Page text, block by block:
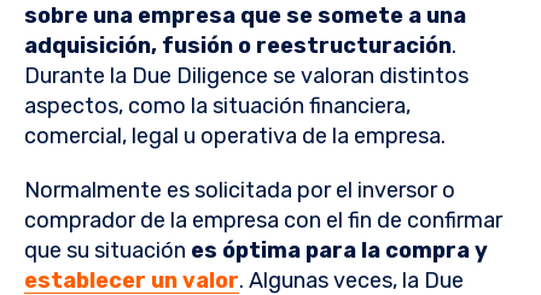
sobre una empresa que se somete a una
adquisición, fusión o reestructuración.
Durante la Due Diligence se valoran distintos
aspectos, como la situación financiera,
comercial, legal u operativa de la empresa.
Normalmente es solicitada por el inversor o
comprador de la empresa con el fin de confirmar
que su situación es óptima para la compra y
establecer un valor. Algunas veces, la Due